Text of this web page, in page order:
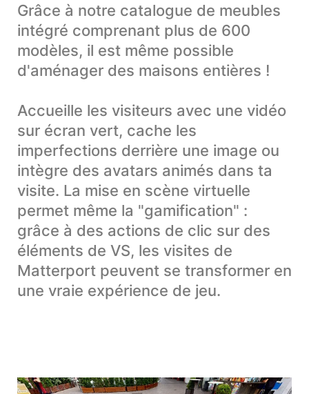
Grâce à notre catalogue de meubles
intégré comprenant plus de 600
modèles, il est même possible
d'aménager des maisons entières !
Accueille les visiteurs avec une vidéo
sur écran vert, cache les
imperfections derrière une image ou
intègre des avatars animés dans ta
visite. La mise en scène virtuelle
permet même la "gamification" :
grâce à des actions de clic sur des
éléments de VS, les visites de
Matterport peuvent se transformer en
une vraie expérience de jeu.